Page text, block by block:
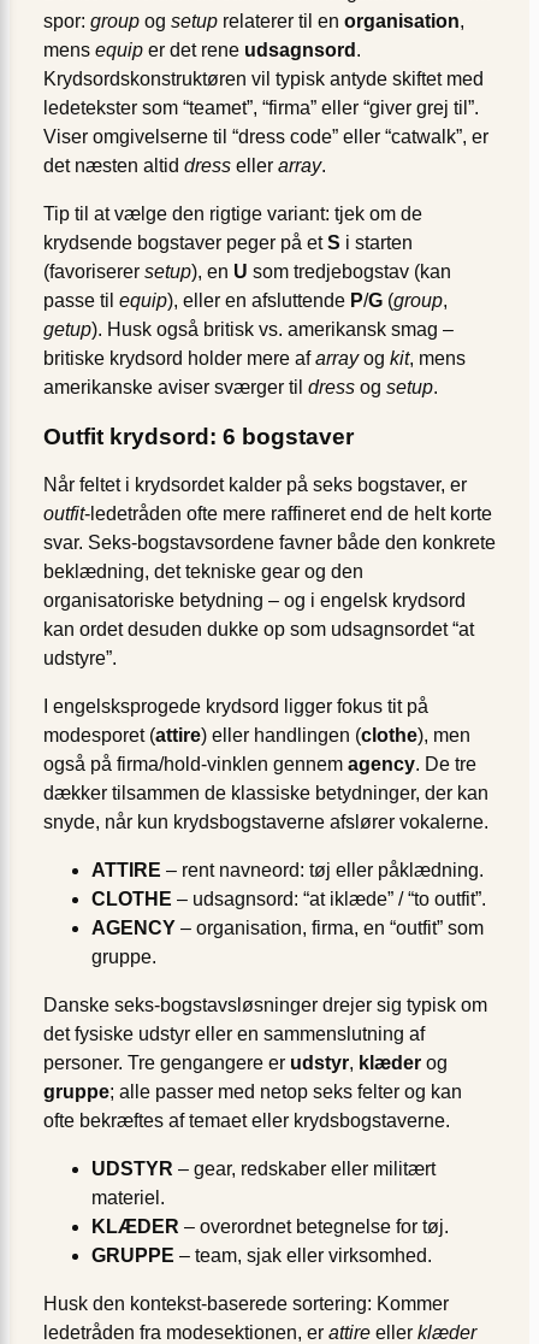
spor: group og setup relaterer til en organisation,
mens equip er det rene udsagnsord .
Krydsordskonstruktøren vil typisk antyde skiftet med
ledetekster som “teamet”, “firma” eller “giver grej til”.
Viser omgivelserne til “dress code” eller “catwalk”, er
det næsten altid dress eller array.
Tip til at vælge den rigtige variant: tjek om de
krydsende bogstaver peger på etS i starten
(favoriserer setup), en U som tredjebogstav (kan
passe til equip), eller en afsluttende P/G (group,
getup). Husk også britisk vs. amerikansk smag –
britiske krydsord holder mere afarrayog kit, mens
amerikanske aviser sværger til dress og setup.
Outfit krydsord: 6 bogstaver
Når feltet i krydsordet kalder på seks bogstaver, er
outfit-ledetråden ofte mere raffineret end de helt korte
svar. Seks-bogstavs­ordene favner både den konkrete
beklædning, det tekniske gear og den
organisatoriske betydning – og i engelsk krydsord
kan ordet desuden dukke op som udsagnsordet “at
udstyre”.
I engelsksprogede krydsord ligger fokus tit på
modesporet (attire) eller handlingen (clothe), men
også på firma/hold-vinklen gennem agency. De tre
dækker tilsammen de klassiske betydninger, der kan
snyde, når kun krydsbogstaverne afslører vokalerne.
ATTIRE – rent navneord: tøj eller påklædning.
CLOTHE – udsagnsord: “at iklæde” / “to outfit”.
AGENCY – organisation, firma, en “outfit” som
gruppe.
Danske seks-bogstavsløsninger drejer sig typisk om
det fysiske udstyr eller en sammenslutning af
personer. Tre gengangere er udstyr, klæder og
gruppe; alle passer med netop seks felter og kan
ofte bekræftes af temaet eller krydsbogstaverne.
UDSTYR – gear, redskaber eller militært
materiel.
KLÆDER – overordnet betegnelse for tøj.
GRUPPE – team, sjak eller virksomhed.
Husk den kontekst-baserede sortering: Kommer
ledetråden fra modesektionen, er attire eller klæder